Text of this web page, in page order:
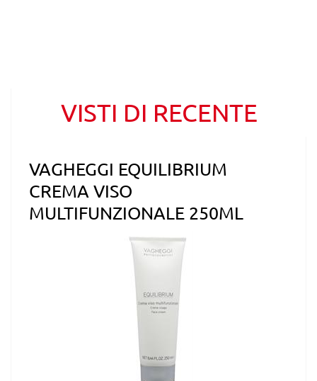
VISTI DI RECENTE
VAGHEGGI EQUILIBRIUM
CREMA VISO
MULTIFUNZIONALE 250ML